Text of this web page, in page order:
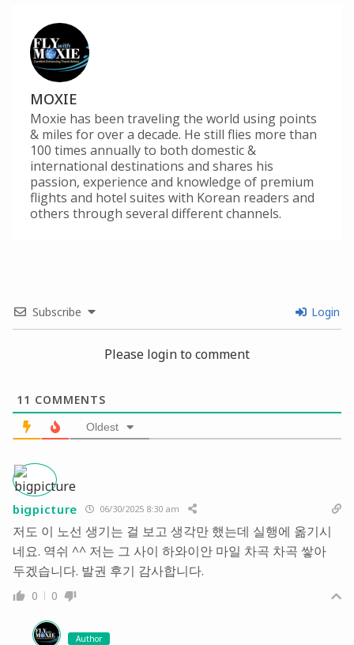
MOXIE
Moxie has been traveling the world using points
& miles for over a decade. He still flies more than
100 times annually to both domestic &
international destinations and shares his
passion, experience and knowledge of premium
flights and hotel suites with Korean readers and
others through several different channels.
Subscribe Login
Please login to comment
11 COMMENTS
Oldest
bigpicture 06/30/2025 8:30 am
저도 이 노선 생기는 걸 보고 생각만 했는데 실행에 옮기시
네요. 역쉬 ^^ 저는 그 사이 하와이안 마일 차곡 차곡 쌓아
두겠습니다. 발권 후기 감사합니다.
0 0
Author